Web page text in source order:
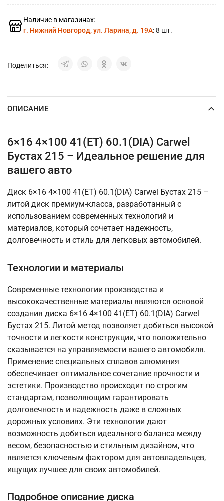
Наличие в магазинах:
г. Нижний Новгород, ул. Ларина, д. 19А: 8 шт.
Поделиться:
ОПИСАНИЕ
6×16 4×100 41(ET) 60.1(DIA) Carwel
Бустах 215 – Идеальное решение для
вашего авто
Диск 6×16 4×100 41(ET) 60.1(DIA) Carwel Бустах 215 –
литой диск премиум-класса, разработанный с
использованием современных технологий и
материалов, который сочетает надежность,
долговечность и стиль для легковых автомобилей.
Технологии и материалы
Современные технологии производства и
высококачественные материалы являются основой
создания диска 6×16 4×100 41(ET) 60.1(DIA) Carwel
Бустах 215. Литой метод позволяет добиться высокой
точности и легкости конструкции, что положительно
сказывается на управляемости вашего автомобиля.
Применение специальных сплавов алюминия
обеспечивает оптимальное сочетание прочности и
эстетики. Производство происходит по строгим
стандартам, позволяющим гарантировать
долговечность и надежность даже в сложных
дорожных условиях. Эти технологии дают
возможность добиться идеального баланса между
весом, безопасностью и стильным дизайном, что
является ключевым фактором для автовладельцев,
ищущих лучшее для своих автомобилей.
Подробное описание диска